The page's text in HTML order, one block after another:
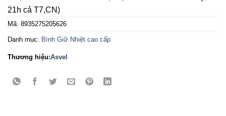
21h cả T7,CN)
Mã: 8935275205626
Danh mục: Bình Giữ Nhiệt cao cấp
Thương hiệu:Asvel